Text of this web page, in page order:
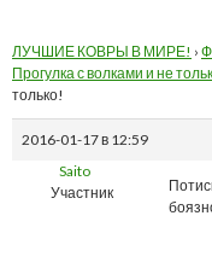
ЛУЧШИЕ КОВРЫ В МИРЕ! ›
Прогулка с волками и не
только!
2016-01-17 в 12:59
Saito
Участник